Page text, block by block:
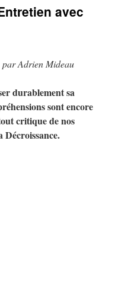
avec
par Adrien Mideau
durablement sa
sont encore
critique de nos